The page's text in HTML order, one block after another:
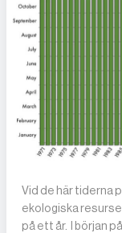
Vid de här tiderna
ekologiska
på ett år. I början